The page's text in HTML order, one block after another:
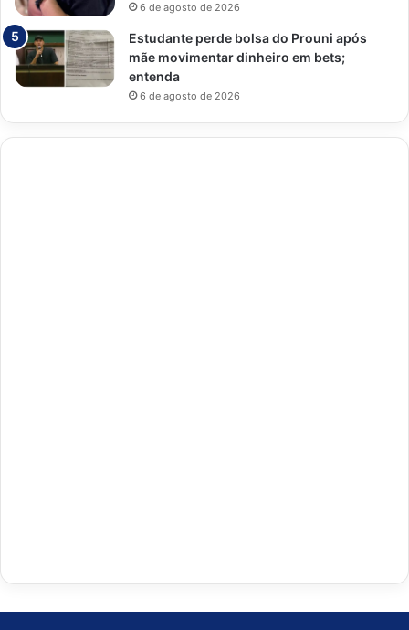
6 de agosto de 2026
Estudante perde bolsa do Prouni após
mãe movimentar dinheiro em bets;
entenda
6 de agosto de 2026